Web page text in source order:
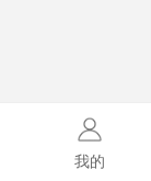
我的